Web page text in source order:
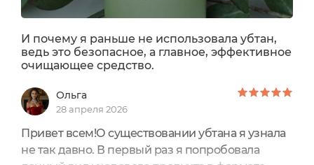
И почему я раньше не использовала убтан,
ведь это безопасное, а главное, эффективное
очищающее средство.
Ольга
28 апреля 2026
Привет всем!О существовании убтана я узнала
не так давно. В первый раз я попробовала